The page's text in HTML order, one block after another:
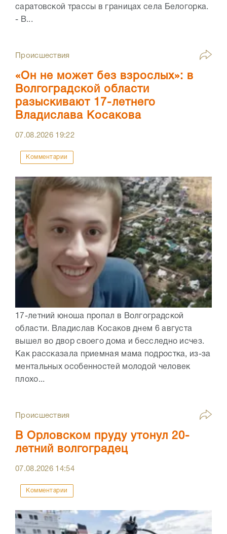
саратовской трассы в границах села Белогорка.
- В...
Происшествия
«Он не может без взрослых»: в
Волгоградской области
разыскивают 17-летнего
Владислава Косакова
07.08.2026 19:22
Комментарии
17-летний юноша пропал в Волгоградской
области. Владислав Косаков днем 6 августа
вышел во двор своего дома и бесследно исчез.
Как рассказала приемная мама подростка, из-за
ментальных особенностей молодой человек
плохо...
Происшествия
В Орловском пруду утонул 20-
летний волгоградец
07.08.2026 14:54
Комментарии